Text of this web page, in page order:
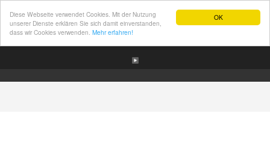
OK
Diese Webseite verwendet Cookies. Mit der Nutzung
unserer Dienste erklären Sie sich damit einverstanden,
dass wir Cookies verwenden. Mehr erfahren!